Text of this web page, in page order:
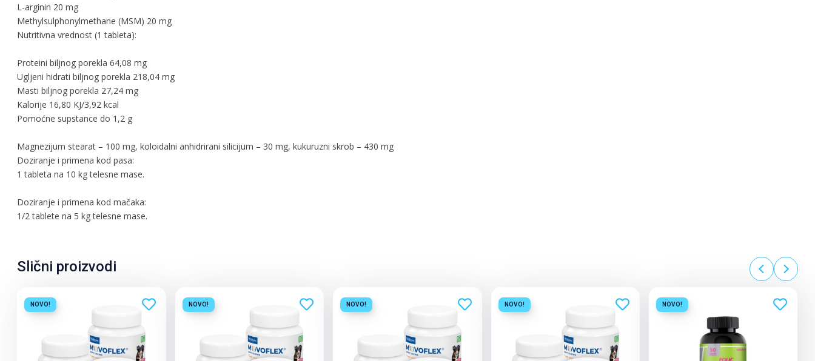
L-arginin 20 mg
Methylsulphonylmethane (MSM) 20 mg
Nutritivna vrednost (1 tableta):
Proteini biljnog porekla 64,08 mg
Ugljeni hidrati biljnog porekla 218,04 mg
Masti biljnog porekla 27,24 mg
Kalorije 16,80 KJ/3,92 kcal
Pomoćne supstance do 1,2 g
Magnezijum stearat – 100 mg, koloidalni anhidrirani silicijum – 30 mg, kukuruzni skrob – 430 mg
Doziranje i primena kod pasa:
1 tableta na 10 kg telesne mase.
Doziranje i primena kod mačaka:
1/2 tablete na 5 kg telesne mase.
Slični proizvodi
NOVO! NOVO! NOVO! NOVO! NOVO!